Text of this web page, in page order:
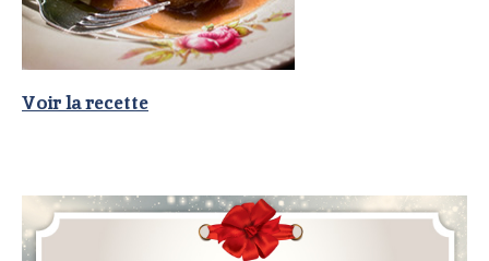
Voir la recette